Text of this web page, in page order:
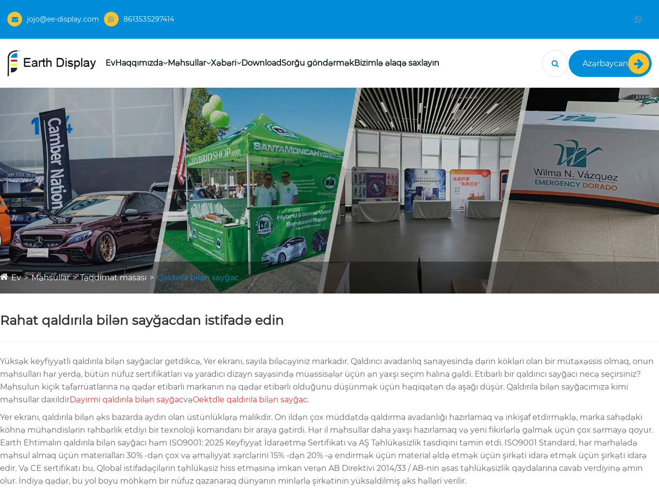
jojo@ee-display.com 8613535297414
EvHaqqımızda Məhsullar Xəbəri DownloadSorğu göndərməkBizimlə əlaqə saxlayın Azərbaycan
Ev Məhsullar Təqdimat masası Qaldırıla bilən sayğac
Rahat qaldırıla bilən sayğacdan istifadə edin
Yüksək keyfiyyətli qaldırıla bilən sayğaclar getdikcə, Yer ekranı, sayıla biləcəyiniz markadır. Qaldırıcı avadanlıq sənayesində dərin kökləri olan bir mütəxəssis olmaq, onun
məhsulları hər yerdə, bütün nüfuz sertifikatları və yaradıcı dizayn sayəsində müəssisələr üçün ən yaxşı seçim halına gəldi. Etibarlı bir qaldırıcı sayğacı necə seçirsiniz?
Məhsulun kiçik təfərrüatlarına nə qədər etibarlı markanın nə qədər etibarlı olduğunu düşünmək üçün həqiqətən də aşağı düşür. Qaldırıla bilən sayğacımıza kimi
məhsullar daxildirDəyirmi qaldırıla bilən sayğacvəOektdle qaldırıla bilən sayğac.
Yer ekranı, qaldırıla bilən əks bazarda aydın olan üstünlüklərə malikdir. On ildən çox müddətdə qaldırma avadanlığı hazırlamaq və inkişaf etdirməklə, marka sahədəki
köhnə mühəndislərin rəhbərlik etdiyi bir texnoloji komandanı bir araya gətirdi. Hər il məhsullar daha yaxşı hazırlamaq və yeni fikirlərlə gəlmək üçün çox sərmayə qoyur.
Earth Ehtimalın qaldırıla bilən sayğacı həm ISO9001: 2025 Keyfiyyət İdarəetmə Sertifikatı və AŞ Təhlükəsizlik təsdiqini təmin etdi. ISO9001 Standard, hər mərhələdə
məhsul almaq üçün materialları 30% -dən çox və əməliyyat xərclərini 15% -dən 20% -ə endirmək üçün material əldə etmək üçün şirkəti idarə etmək üçün şirkəti idarə
edir. Və CE sertifikatı bu, Qlobal istifadəçilərin təhlükəsiz hiss etməsinə imkan verən AB Direktivi 2014/33 / AB-nin əsas təhlükəsizlik qaydalarına cavab verdiyinə əmin
olur. İndiyə qədər, bu yol boyu möhkəm bir nüfuz qazanaraq dünyanın minlərlə şirkətinin yüksəldilmiş əks həlləri verilir.